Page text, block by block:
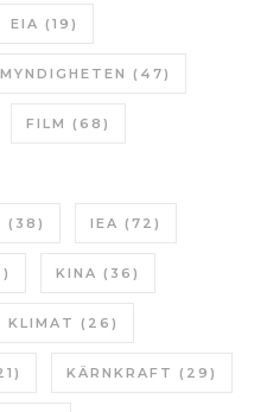
EIA (19)
(47)
FILM (68)
(38) IEA (72)
KINA (36)
KLIMAT (26)
KÄRNKRAFT (29)